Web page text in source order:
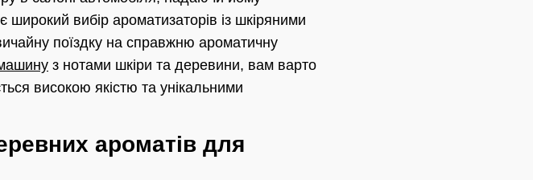
вибір ароматизаторів із шкіряними
поїздку на справжню ароматичну
з нотами шкіри та деревини, вам варто
високою якістю та унікальними
ароматів для